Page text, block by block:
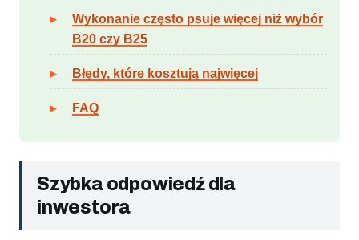
Wykonanie często psuje więcej niż wybór
B20 czy B25
Błędy, które kosztują najwięcej
FAQ
Szybka odpowiedź dla
inwestora